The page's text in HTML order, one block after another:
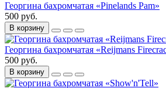
Георгина бахромчатая «Pinelands Pam»
500 руб.
В корзину
Георгина бахромчатая «Reijmans
500 руб.
В корзину